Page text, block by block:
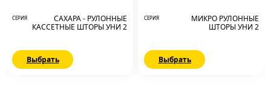
СЕРИЯ
САХАРА - РУЛОННЫЕ
КАССЕТНЫЕ ШТОРЫ УНИ 2
Выбрать
СЕРИЯ
МИКРО РУЛОННЫЕ
ШТОРЫ УНИ 2
Выбрать